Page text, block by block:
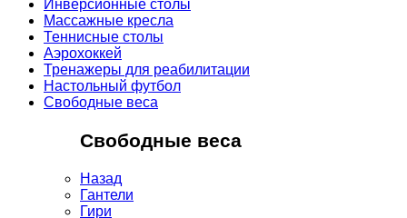
Инверсионные столы
Массажные кресла
Теннисные столы
Аэрохоккей
Тренажеры для реабилитации
Настольный футбол
Свободные веса
Свободные веса
Назад
Гантели
Гири